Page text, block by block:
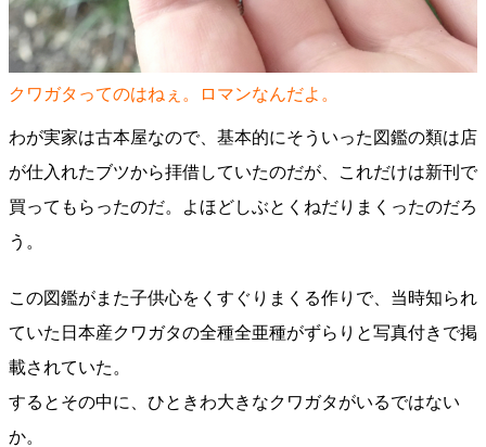
クワガタってのはねぇ。ロマンなんだよ。
わが実家は古本屋なので、基本的にそういった図鑑の類は店
が仕入れたブツから拝借していたのだが、これだけは新刊で
買ってもらったのだ。よほどしぶとくねだりまくったのだろ
う。
この図鑑がまた子供心をくすぐりまくる作りで、当時知られ
ていた日本産クワガタの全種全亜種がずらりと写真付きで掲
載されていた。
するとその中に、ひときわ大きなクワガタがいるではない
か。